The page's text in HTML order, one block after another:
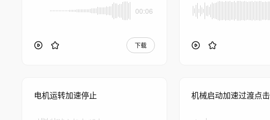
00:06
下载
电机运转加速停止 机械启动加速过渡点击